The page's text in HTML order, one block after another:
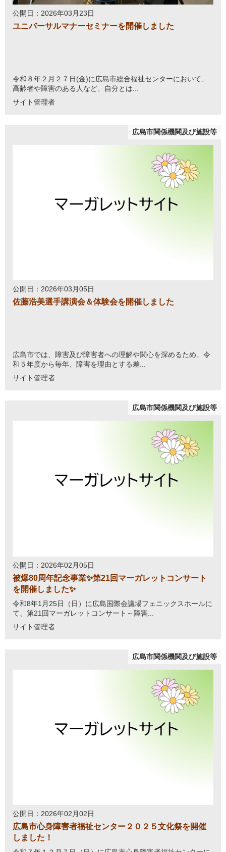
公開日：2026年03月23日
ユニバーサルマナーセミナーを開催しました
令和８年２月２７日(金)に広島市総合福祉センターにおいて、
高齢者や障害のある人など、自分とは...
サイト管理者
広島市関係機関及び施設等
公開日：2026年03月05日
佐藤浩美選手講演会＆体験会を開催しました
広島市では、障害及び障害者への理解や関心を深めるため、令
和５年度から毎年、障害を理由とする差...
サイト管理者
広島市関係機関及び施設等
公開日：2026年02月05日
被爆80周年記念事業✨第21回マーガレットコンサート
を開催しました✨
令和8年1月25日（日）に広島国際会議場フェニックスホールに
て、第21回マーガレットコンサート～障害...
サイト管理者
広島市関係機関及び施設等
公開日：2026年02月02日
広島市心身障害者福祉センター２０２５文化祭を開催
しました！